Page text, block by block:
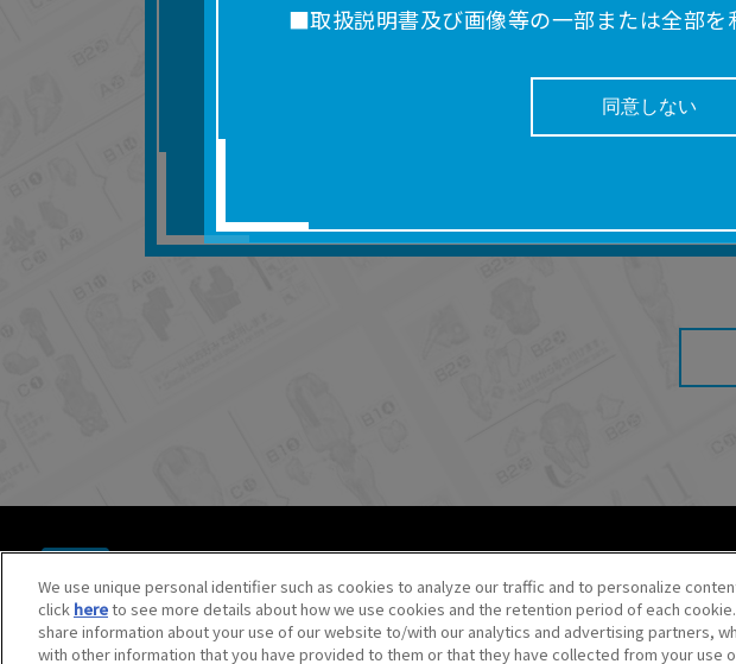
© BANDAI SPIRITS CO.,LTD. ALL RIGHTS RESERVED.
©創通・サンライズ ©創通・サンライズ・MBS
©SOTSU・SUNRISE ©SOTSU・SUNRISE・MBS
©Nintendo・Creatures・GAME FREAK・TV Tokyo・ShoPro・JR Kikaku ©Pokémon
©Pokémon. ©Nintendo/Creatures Inc./GAME FREAK inc.
We use unique personal identifier such as cookies to analyze our traffic and to personalize
click hereto see more details about how we use cookies and the retention period of each
share information about your use of our website to/with our analytics and advertising partners,
with other information that you have provided to them or that they have collected from your use
■取扱説明書及び画像等の一部または全部
れに限りません。）することは禁止いたし
■掲載している取扱説明書は、お客様が購
■対象商品仕様の変更などにより、取扱説
■当社は、取扱説明書の正確性確保に努め
■お客様のご利用環境によっては、本サービ
器、ネットワークへの障害（コンピュー
■当社は、本サービスの内容・条件を予告
同意しない